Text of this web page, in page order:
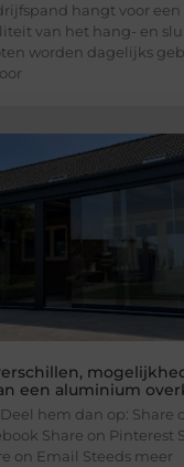
hangt voor een
van het hang- en
worden dagelijks
een aluminium
hem dan op: Share
Share on Pinterest
on Email Steeds meer